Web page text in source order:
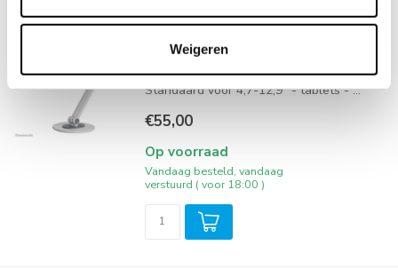
Weigeren
DS15-550WH1 Tablet Tafel /
Bureau Standaard
Universele tablet Tafel / Bureau
Standaard voor 4,7-12,9" - tablets - ...
€55,00
Op voorraad
Vandaag besteld, vandaag
verstuurd ( voor 18:00 )